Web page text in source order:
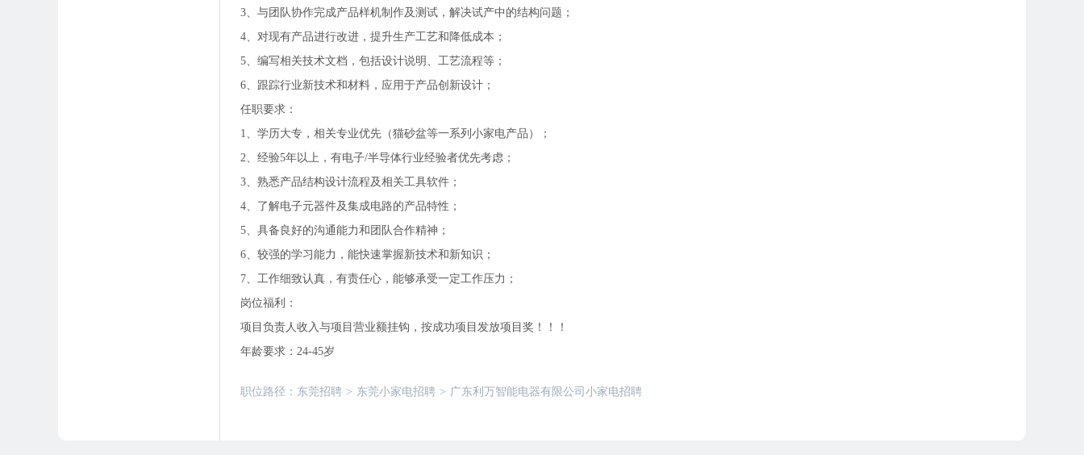
3、与团队协作完成产品样机制作及测试，解决试产中的结构问题；
4、对现有产品进行改进，提升生产工艺和降低成本；
5、编写相关技术文档，包括设计说明、工艺流程等；
6、跟踪行业新技术和材料，应用于产品创新设计；
任职要求：
1、学历大专，相关专业优先（猫砂盆等一系列小家电产品）；
2、经验5年以上，有电子/半导体行业经验者优先考虑；
3、熟悉产品结构设计流程及相关工具软件；
4、了解电子元器件及集成电路的产品特性；
5、具备良好的沟通能力和团队合作精神；
6、较强的学习能力，能快速掌握新技术和新知识；
7、工作细致认真，有责任心，能够承受一定工作压力；
岗位福利：
项目负责人收入与项目营业额挂钩，按成功项目发放项目奖！！！
年龄要求：24-45岁
职位路径： 东莞招聘 > 东莞小家电招聘 > 广东利万智能电器有限公司小家电招聘